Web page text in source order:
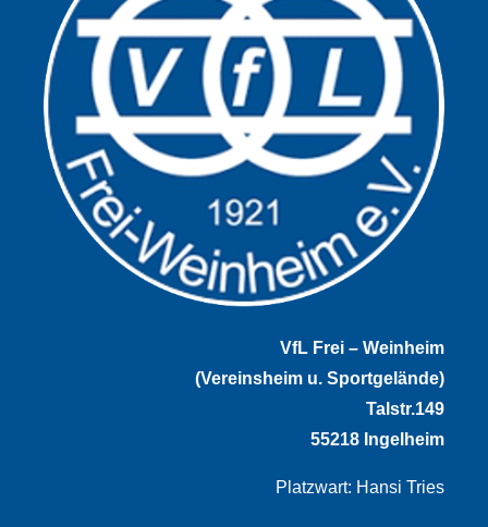
VfL Frei – Weinheim
(Vereinsheim u. Sportgelände)
Talstr.149
55218 Ingelheim
Platzwart: Hansi Tries